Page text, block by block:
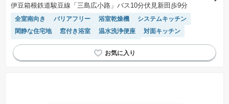
伊豆箱根鉄道駿豆線「三島広小路」バス10分伏見新田歩9分
全室南向き バリアフリー 浴室乾燥機
システムキッチン
閑静な住宅地
窓付き浴室 温水洗浄便座
対面キッチン
モニター付きインターホン
トイレ2個以上